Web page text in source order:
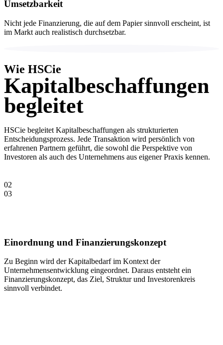
Umsetzbarkeit
Nicht jede Finanzierung, die auf dem Papier sinnvoll erscheint, ist
im Markt auch realistisch durchsetzbar.
Wie HSCie
Kapitalbes­chaffungen
begleitet
HSCie begleitet Kapitalbeschaffungen als strukturierten
Entscheidungsprozess. Jede Transaktion wird persönlich von
erfahrenen Partnern geführt, die sowohl die Perspektive von
Investoren als auch des Unternehmens aus eigener Praxis kennen.
02
03
Einordnung und Finanzierungskonzept
Zu Beginn wird der Kapitalbedarf im Kontext der
Unternehmensentwicklung eingeordnet. Daraus entsteht ein
Finanzierungskonzept, das Ziel, Struktur und Investorenkreis
sinnvoll verbindet.